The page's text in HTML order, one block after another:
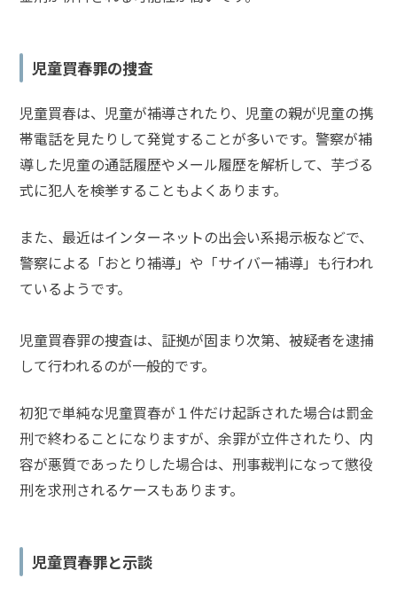
児童買春罪の捜査
児童買春は、児童が補導されたり、児童の親が児童の携
帯電話を見たりして発覚することが多いです。警察が補
導した児童の通話履歴やメール履歴を解析して、芋づる
式に犯人を検挙することもよくあります。
また、 最近はインターネットの出会い系掲示板などで、
警察による「おとり補導」や「サイバー補導」も行われ
ているようです。
児童買春罪の捜査は、証拠が固まり次第、被疑者を逮捕
して行われるのが一般的です。
初犯で単純な児童買春が１件だけ起訴された場合は罰金
刑で終わることになりますが、余罪が立件されたり、内
容が悪質であったりした場合は、刑事裁判になって懲役
刑を求刑されるケースもあります。
児童買春罪と示談